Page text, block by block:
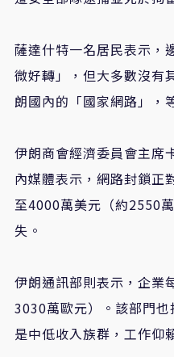
薩達什特一名居民表示，
微好轉」，但大多數沒有
朗國內的「國家網路」，
伊朗商會經濟委員會主席
內媒體表示，網路封鎖正
至4000萬美元（約2550
失。
伊朗通訊部則表示，企業
3030萬歐元）。該部門
是中低收入族群，工作仰